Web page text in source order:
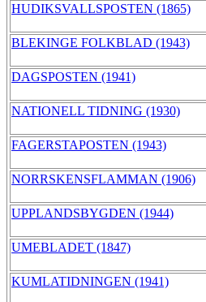
HUDIKSVALLSPOSTEN (1865)
BLEKINGE FOLKBLAD (1943)
DAGSPOSTEN (1941)
NATIONELL TIDNING (1930)
FAGERSTAPOSTEN (1943)
NORRSKENSFLAMMAN (1906)
UPPLANDSBYGDEN (1944)
UMEBLADET (1847)
KUMLATIDNINGEN (1941)